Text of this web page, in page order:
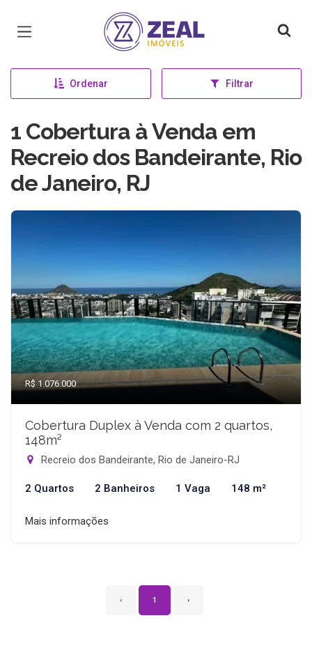
Página inicial
Ordenar Filtrar
1 Cobertura à Venda em
Recreio dos Bandeirante, Rio
de Janeiro, RJ
R$ 1.076.000
Cobertura Duplex à Venda com 2 quartos,
148m²
Recreio dos Bandeirante, Rio de Janeiro-RJ
2 Quartos 2 Banheiros 1 Vaga 148 m²
Mais informações
‹ 1 ›